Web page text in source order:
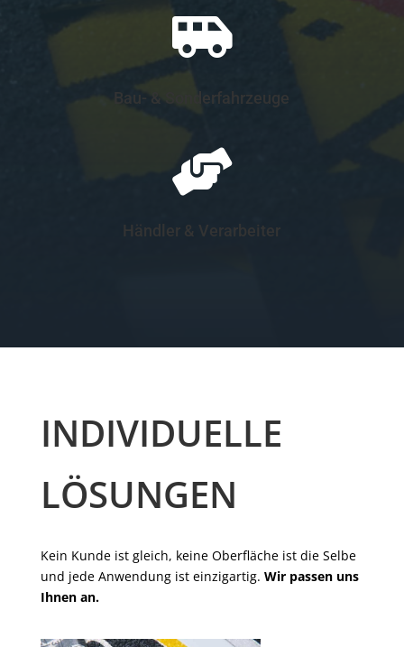

Bau- & Sonderfahrzeuge

Händler & Verarbeiter
INDIVIDUELLE
LÖSUNGEN
Kein Kunde ist gleich, keine Oberfläche ist die Selbe
und jede Anwendung ist einzigartig. Wir passen uns
Ihnen an.